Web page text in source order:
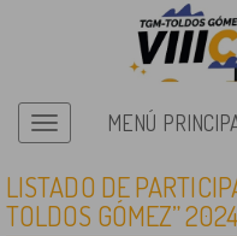
Menú principal
MENÚ
LISTADO DE
TOLDOS GÓMEZ” 2024